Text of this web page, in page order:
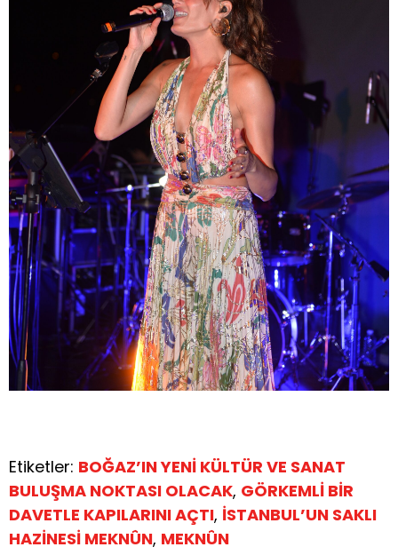
Etiketler: BOĞAZ’IN YENİ KÜLTÜR VE SANAT
BULUŞMA NOKTASI OLACAK, GÖRKEMLİ BİR
DAVETLE KAPILARINI AÇTI, İSTANBUL’UN SAKLI
HAZİNESİ MEKNÛN, MEKNÛN